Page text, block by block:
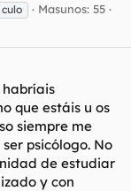
Masunos: 55
habríais
que estáis u os
siempre me
psicólogo. No
de estudiar
y con